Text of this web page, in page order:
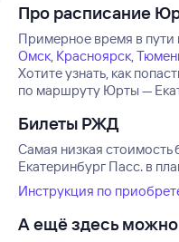
Про расписание
Примерное время в пути
Омск, Красноярск,
Хотите узнать, как
по маршруту Юрты —
Билеты РЖД
Самая низкая стоимость
Екатеринбург Пасс. в
Инструкция по
А ещё здесь можно